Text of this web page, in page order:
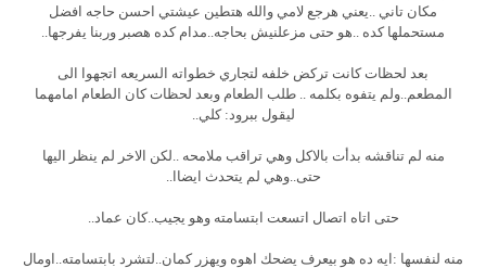
مكان تاني ..يعني هرجع لامي والله هتطين عيشتي احسن حاجه افضل
مستحملها كده ..هو حتى مزعلنيش بحاجه..مدام كده هصبر وربنا يفرجها..
بعد لحظات كانت تركض خلفه لتجاري خطواته السريعه اتجهوا الى
المطعم..ولم يتفوه بكلمه .. طلب الطعام وبعد لحظات كان الطعام امامهما
ليقول ببرود: كلي..
منه لم تناقشه بدأت بالاكل وهي تراقب ملامحه ..لكن الاخر لم ينظر اليها
حتى..وهي لم يتحدث ايضاا..
حتى اتاه اتصال اتسعت ابتسامته وهو يجيب..كان عماد..
منه لنفسها :ايه ده هو بيعرف يضحك اهوه ويهزر كمان..لتشرد بابتسامته..اومال